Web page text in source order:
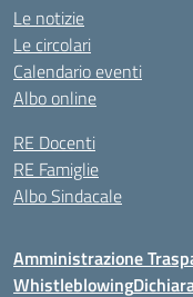
Le notizie
Le circolari
Calendario eventi
Albo online
RE Docenti
RE Famiglie
Albo Sindacale
Amministrazione
Whistleblowing